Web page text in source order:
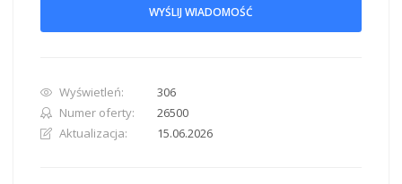
WYŚLIJ WIADOMOŚĆ
Wyświetleń:
306
Numer oferty:
26500
Aktualizacja:
15.06.2026